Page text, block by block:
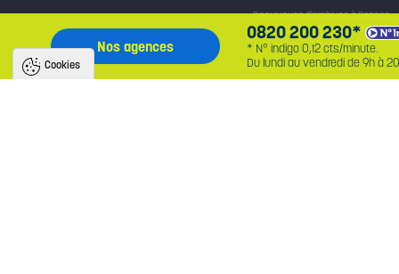
Nos agences
0820 200 230*
* N° indigo 0,12 cts/minute.
Du lundi au vendredi de 9h à
Destruction d'archives à Rennes
Destruction d'archives
Cookies